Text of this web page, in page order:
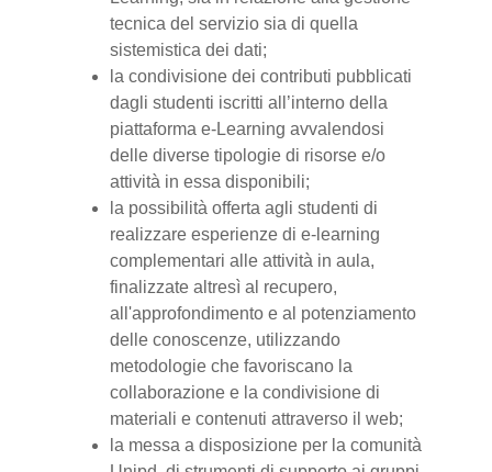
tecnica del servizio sia di quella
sistemistica dei dati;
la condivisione dei contributi pubblicati
dagli studenti iscritti all’interno della
piattaforma e-Learning avvalendosi
delle diverse tipologie di risorse e/o
attività in essa disponibili;
la possibilità offerta agli studenti di
realizzare esperienze di e-learning
complementari alle attività in aula,
finalizzate altresì al recupero,
all'approfondimento e al potenziamento
delle conoscenze, utilizzando
metodologie che favoriscano la
collaborazione e la condivisione di
materiali e contenuti attraverso il web;
la messa a disposizione per la comunità